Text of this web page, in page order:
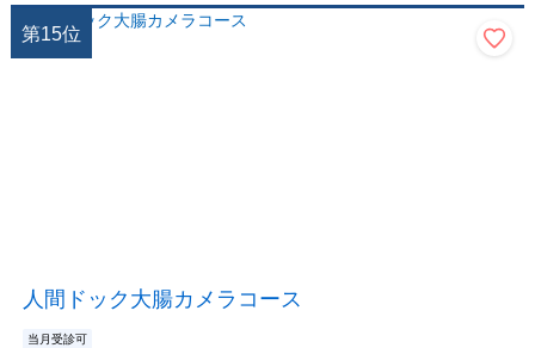
第15位
人間ドック大腸カメラコース
当月受診可